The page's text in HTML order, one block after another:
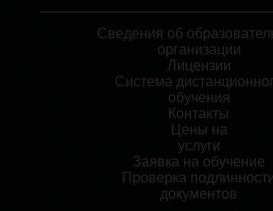
Сведения об
организации
Лицензии
Система
обучения
Контакты
Цены на
услуги
Заявка на обучение
Проверка
документов